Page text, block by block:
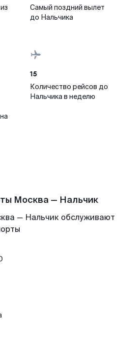
Самый поздний вылет
до Нальчика
15
Количество рейсов до
Нальчика в неделю
Москва — Нальчик
— Нальчик обслуживают